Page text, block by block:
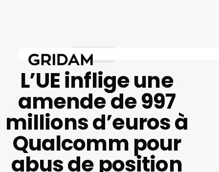
content
Business
L’UE inflige une
amende de 997
millions d’euros à
Qualcomm pour
abus de position